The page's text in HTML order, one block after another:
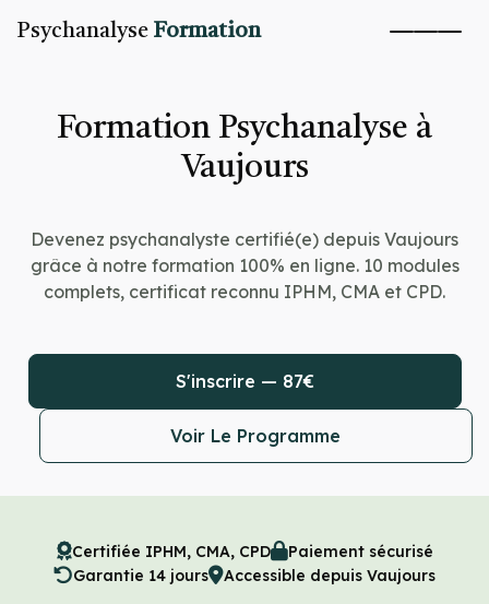
Psychanalyse Formation
Formation Psychanalyse à
Vaujours
Devenez psychanalyste certifié(e) depuis Vaujours
grâce à notre formation 100% en ligne. 10 modules
complets, certificat reconnu IPHM, CMA et CPD.
S'inscrire — 87€
Voir Le Programme
Certifiée IPHM, CMA, CPD
Paiement sécurisé
Garantie 14 jours
Accessible depuis Vaujours